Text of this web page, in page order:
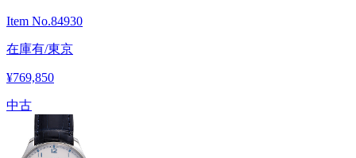
Item No.84930
在庫有/東京
¥769,850
中古